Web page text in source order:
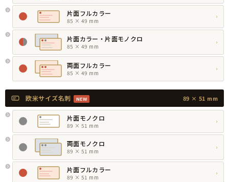
片面フルカラー
85 × 49 mm
›
片面カラー・片面モノクロ
85 × 49 mm
›
両面フルカラー
85 × 49 mm
›
欧米サイズ名刺 NEW 89 × 51 mm
片面モノクロ
89 × 51 mm
›
両面モノクロ
89 × 51 mm
›
片面フルカラー
89 × 51 mm
›